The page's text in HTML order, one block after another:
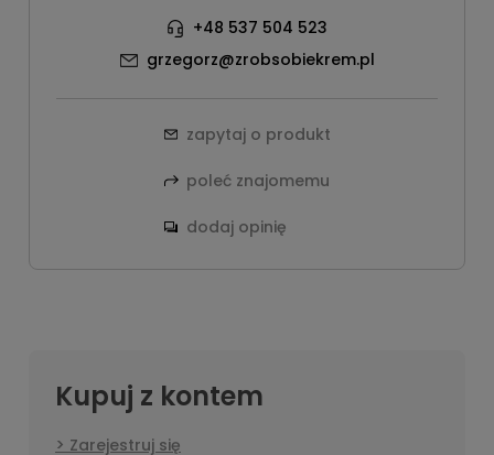
+48 537 504 523
grzegorz@zrobsobiekrem.pl
zapytaj o produkt
poleć znajomemu
dodaj opinię
Kupuj z kontem
Zarejestruj się